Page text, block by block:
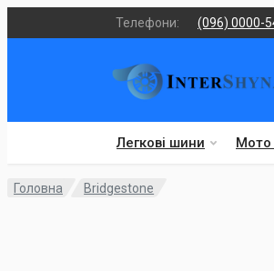
Телефони: (096) 0000-
Легкові шини
Головна Bridgestone